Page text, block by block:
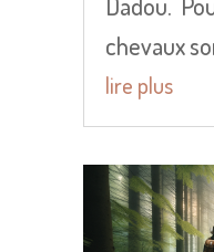
chevaux
lire plus